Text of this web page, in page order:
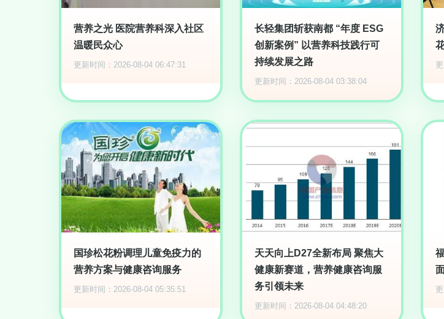
营养之光 医院营养科深入社区
温暖民众心
更新时间：2026-08-04 06:47:31
长轻集团斩获南都 “年度 ESG
创新案例” 以营养科技践行可
持续发展之路
更新时间：2026-08-04 03:38:04
国珍松花粉调理儿童免疫力的
营养方案与健康咨询服务
更新时间：2026-08-04 05:35:51
天天向上D27全新布局 聚焦大
健康新赛道，营养健康咨询服
务引领未来
更新时间：2026-08-04 04:48:20